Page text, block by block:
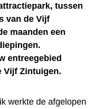
tussen
van de Vijf
maanden een
entreegebied
Vijf Zintuigen.
werkte de afgelopen